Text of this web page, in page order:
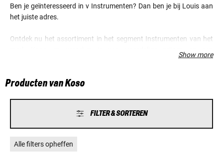
Ben je geïnteresseerd in v Instrumenten? Dan ben je bij Louis aan
het juiste adres.
Ontdek nu het assortiment in het segment Instrumenten van het
merk Koso en verzeker je van voordelige prijzen en een
Show more
Producten van Koso
FILTER & SORTEREN
Alle filters opheffen